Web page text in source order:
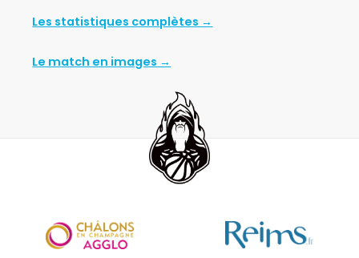
Les statistiques complètes →
Le match en images →